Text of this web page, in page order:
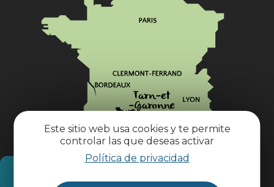
Este sitio web usa cookies y te permite
controlar las que deseas activar
Política de privacidad